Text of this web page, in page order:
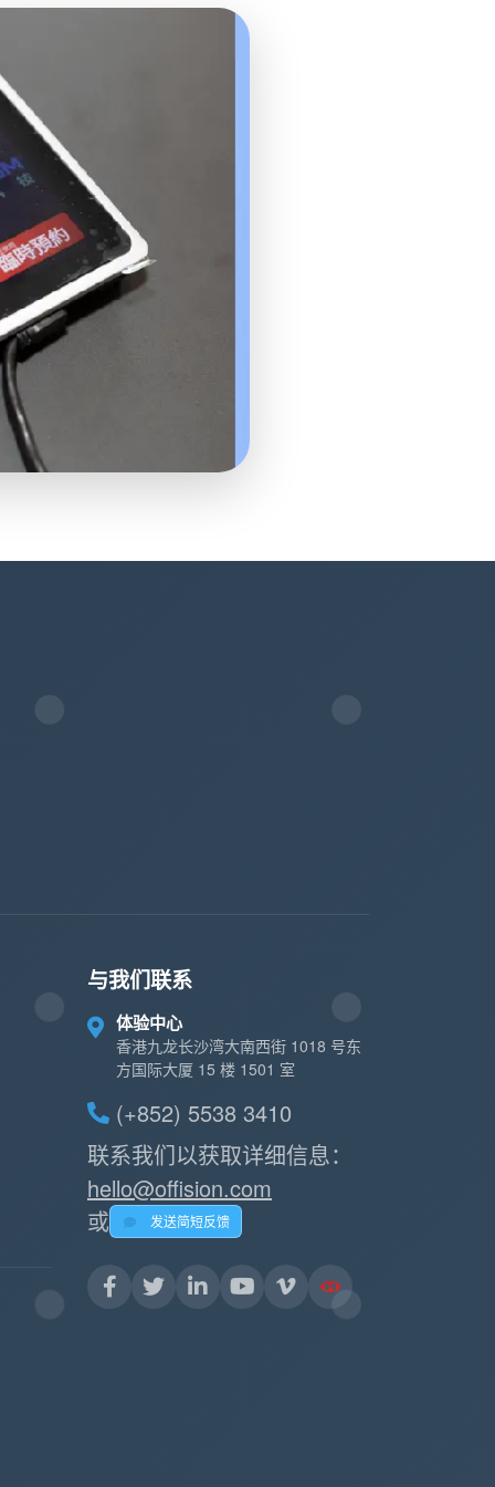
与我们联系
体验中心
香港九龙长沙湾大南西街 1018 号东
方国际大厦 15 楼 1501 室
(+852) 5538 3410
联系我们以获取详细信息：
hello@offision.com
或
发送简短反馈